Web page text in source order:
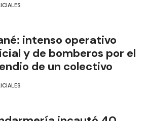
intenso operativo
y de bomberos por el
de un colectivo